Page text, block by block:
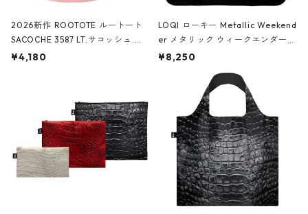
2026新作 ROOTOTE ルートート
SACOCHE 3587 LT.サコッシュ.ル
ミエ-B ショルダーバッグ グロスピ
¥4,180
LOQI ローキー Metallic Weekend
er メタリック ウィークエンダー
ボストンバッグ ショルダーバッグ
Black ジャン=ミッシェル・バスキ
ア/クラウン ブラック
¥8,250